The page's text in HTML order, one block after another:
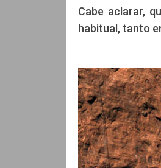
Cabe aclarar,
habitual, tanto